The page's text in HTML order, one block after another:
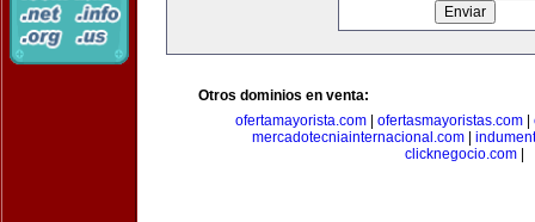
Otros dominios en venta:
ofertamayorista.com
ofertasmayoristas.com
mercadotecniainternacional.com
clicknegocio.com